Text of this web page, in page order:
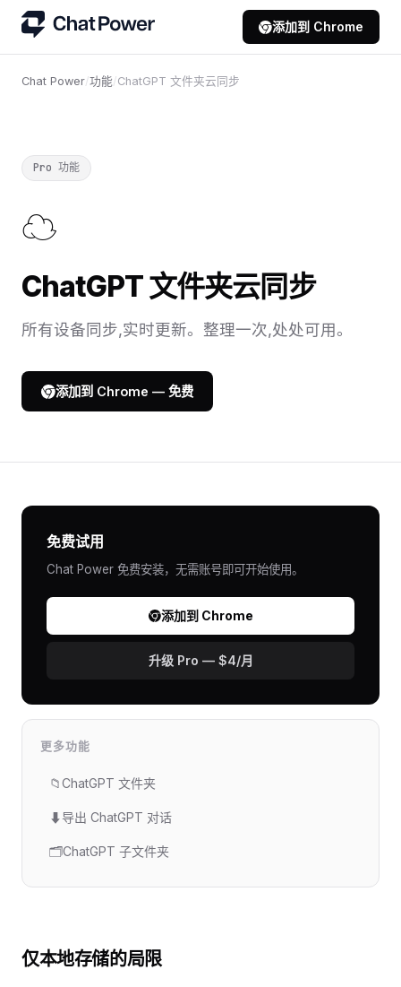
添加到 Chrome
Chat Power/功能/ChatGPT 文件夹云同步
Pro 功能
☁
ChatGPT 文件夹云同步
所有设备同步,实时更新。整理一次,处处可用。
添加到 Chrome — 免费
仅本地存储的局限
免费试用
Chat Power 免费安装，无需账号即可开始使用。
添加到 Chrome
升级 Pro — $4/月
更多功能
📁ChatGPT 文件夹
⬇导出 ChatGPT 对话
🗂️ChatGPT 子文件夹